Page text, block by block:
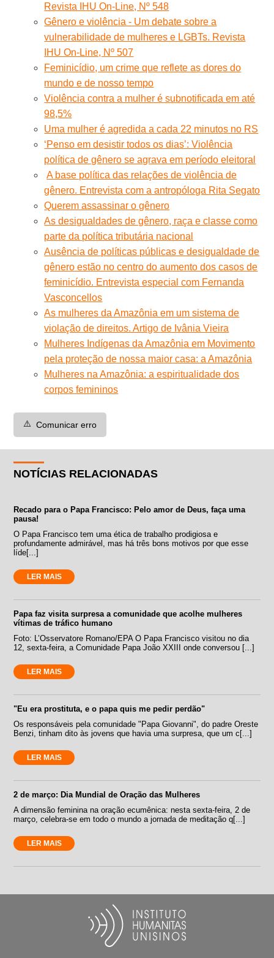
Revista IHU On-Line, Nº 548
Gênero e violência - Um debate sobre a
vulnerabilidade de mulheres e LGBTs. Revista
IHU On-Line, Nº 507
Feminicídio, um crime que reflete as dores do
mundo e de nosso tempo
Violência contra a mulher é subnotificada em até
98,5%
Uma mulher é agredida a cada 22 minutos no RS
‘Penso em desistir todos os dias’: Violência
política de gênero se agrava em período eleitoral
A base política das relações de violência de
gênero. Entrevista com a antropóloga Rita Segato
Querem assassinar o gênero
As desigualdades de gênero, raça e classe como
parte da política tributária nacional
Ausência de políticas públicas e desigualdade de
gênero estão no centro do aumento dos casos de
feminicídio. Entrevista especial com Fernanda
Vasconcellos
As mulheres da Amazônia em um sistema de
violação de direitos. Artigo de Ivânia Vieira
Mulheres Indígenas da Amazônia em Movimento
pela proteção de nossa maior casa: a Amazônia
Mulheres na Amazônia: a espiritualidade dos
corpos femininos
⚠️ Comunicar erro
NOTÍCIAS RELACIONADAS
Recado para o Papa Francisco: Pelo amor de Deus, faça uma
pausa!
O Papa Francisco tem uma ética de trabalho prodigiosa e
profundamente admirável, mas há três bons motivos por que esse
líde[...]
LER MAIS
Papa faz visita surpresa a comunidade que acolhe mulheres
vítimas de tráfico humano
Foto: L’Osservatore Romano/EPA O Papa Francisco visitou no dia
12, sexta-feira, a Comunidade Papa João XXIII onde conversou [...]
LER MAIS
"Eu era prostituta, e o papa quis me pedir perdão"
Os responsáveis pela comunidade "Papa Giovanni", do padre Oreste
Benzi, tinham dito às jovens que havia uma surpresa, que um c[...]
LER MAIS
2 de março: Dia Mundial de Oração das Mulheres
A dimensão feminina na oração ecumênica: nesta sexta-feira, 2 de
março, celebra-se em todo o mundo a jornada de meditação q[...]
LER MAIS